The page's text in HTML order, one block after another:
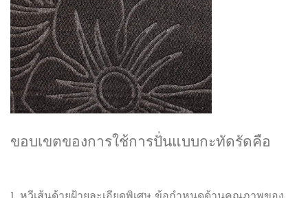
ขอบเขตของการใช้การปั่นแบบกะทัดรัดคือ